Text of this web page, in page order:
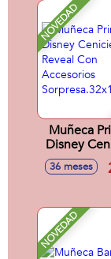
NOVEDAD
Muñeca
Disney
Reveal
36 meses
NOVEDAD